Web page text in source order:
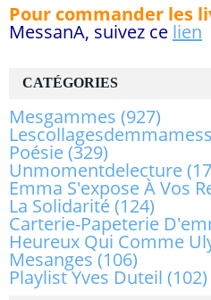
CATÉGORIES
Mesgammes (927)
Poésie(329)
Unmomentdelecture
Emma S'expose À Vos
La Solidarité(124)
Carterie-Papeterie
Heureux Qui Comme
Mesanges(106)
Playlist Yves Duteil (102)
Pour commander les
MessanA, suivez ce lien